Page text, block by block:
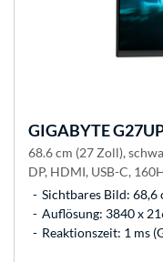
GIGABYTE
68.6 cm (27 Zoll),
DP, HDMI, USB-C,
Sichtbares Bild: 68,6
Auflösung: 3840 x
Reaktionszeit: 1 ms